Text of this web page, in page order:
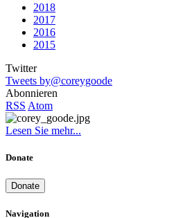
2018
2017
2016
2015
Twitter
Tweets by@coreygoode
Abonnieren
RSS Atom
Lesen Sie mehr...
Donate
Donate
Navigation